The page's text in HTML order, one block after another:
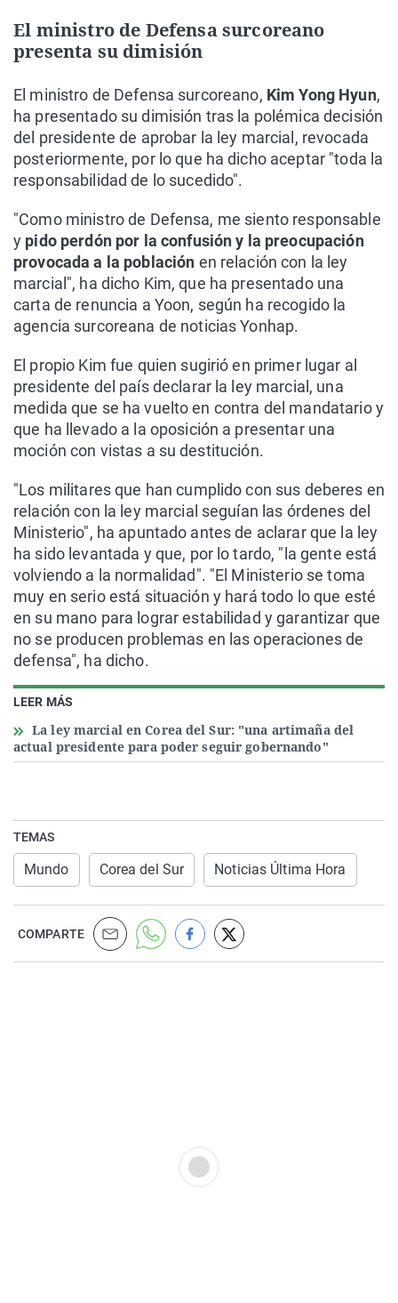
El ministro de Defensa surcoreano
presenta su dimisión
El ministro de Defensa surcoreano, Kim Yong Hyun,
ha presentado su dimisión tras la polémica decisión
del presidente de aprobar la ley marcial, revocada
posteriormente, por lo que ha dicho aceptar "toda la
responsabilidad de lo sucedido".
"Como ministro de Defensa, me siento responsable
y pido perdón por la confusión y la preocupación
provocada a la población en relación con la ley
marcial", ha dicho Kim, que ha presentado una
carta de renuncia a Yoon, según ha recogido la
agencia surcoreana de noticias Yonhap.
El propio Kim fue quien sugirió en primer lugar al
presidente del país declarar la ley marcial, una
medida que se ha vuelto en contra del mandatario y
que ha llevado a la oposición a presentar una
moción con vistas a su destitución.
"Los militares que han cumplido con sus deberes en
relación con la ley marcial seguían las órdenes del
Ministerio", ha apuntado antes de aclarar que la ley
ha sido levantada y que, por lo tardo, "la gente está
volviendo a la normalidad". "El Ministerio se toma
muy en serio está situación y hará todo lo que esté
en su mano para lograr estabilidad y garantizar que
no se producen problemas en las operaciones de
defensa", ha dicho.
LEER MÁS
La ley marcial en Corea del Sur: "una artimaña del
actual presidente para poder seguir gobernando"
TEMAS
Mundo Corea del Sur Noticias Última Hora
COMPARTE